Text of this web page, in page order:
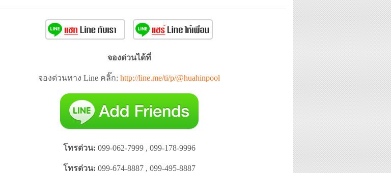
จองด่วนได้ที่
จองด่วนทาง Line คลิ๊ก: http://line.me/ti/p/@huahinpool
โทรด่วน: 099-062-7999 , 099-178-9996
โทรด่วน: 099-674-8887 , 099-495-8887